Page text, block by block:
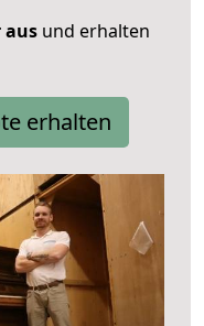
aus und erhalten
erhalten